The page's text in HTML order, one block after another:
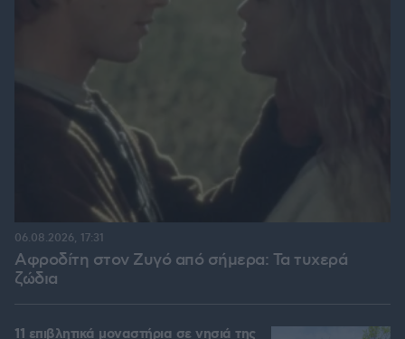
Αφροδίτη στον Ζυγό από σήμερα: Τα τυχερά
ζώδια
06.08.2026, 17:31
11 επιβλητικά μοναστήρια σε νησιά της